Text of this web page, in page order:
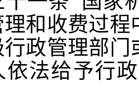
和 收费过程
行政管理部
依法给予行